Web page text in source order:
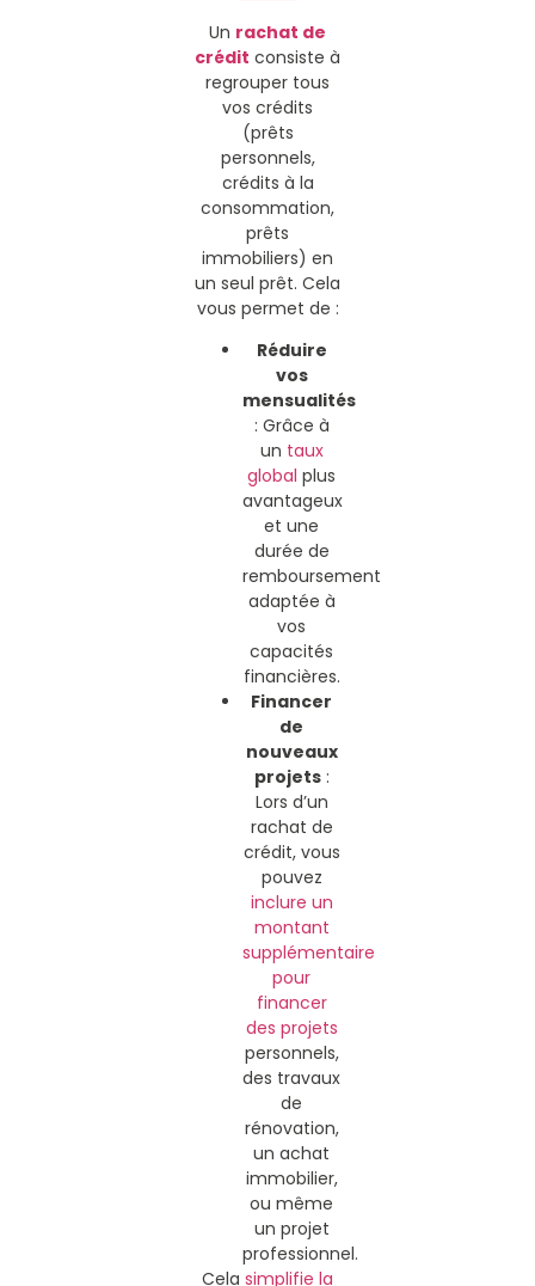
Un rachat de
crédit consiste à
regrouper tous
vos crédits
(prêts
personnels,
crédits à la
consommation,
prêts
immobiliers) en
un seul prêt. Cela
vous permet de :
Réduire
vos
mensualités
: Grâce à
un taux
global plus
avantageux
et une
durée de
remboursement
adaptée à
vos
capacités
financières.
Financer
de
nouveaux
projets:
Lors d’un
rachat de
crédit, vous
pouvez
inclure un
montant
supplémentaire
pour
financer
des projets
personnels,
des travaux
de
rénovation,
un achat
immobilier,
ou même
un projet
professionnel.
Cela simplifie la